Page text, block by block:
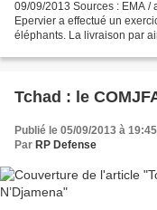
09/09/2013 Sources : EMA /
Epervier a effectué un
éléphants. La livraison par
Tchad : le
Publié le 05/09/2013 à 19:45
Par RP Defense